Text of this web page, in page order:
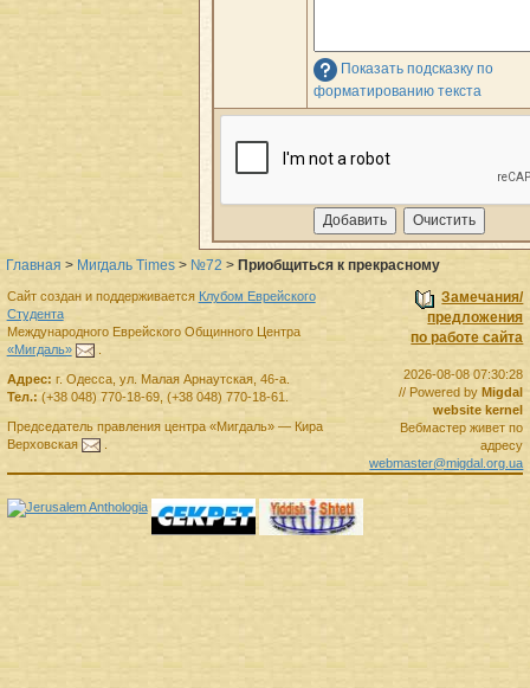
Показать подсказку по
форматированию текста
Главная > Мигдаль Times > №72 > Приобщиться к прекрасному
Замечания/
предложения
по работе сайта
2026-08-08 07:30:28
// Powered byMigdal
website kernel
Вебмастер живет по
адресу
webmaster@migdal.org.ua
Сайт создан и поддерживается Клубом Еврейского
Студента
Международного Еврейского Общинного Центра
«Мигдаль»
.
Адрес: г. Одесса, ул. Малая Арнаутская, 46-а.
Тел.: (+38 048) 770-18-69, (+38 048) 770-18-61
Председатель правленияцентра «Мигдаль»— Кира
Верховская
.